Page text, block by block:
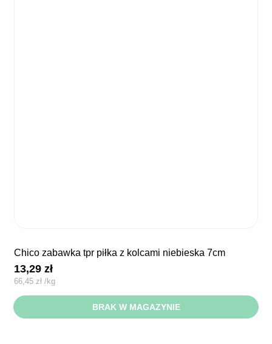
chico zabawka tpr piłka z kolcami niebieska 7cm
13,29zł
66,45zł /kg
BRAK W MAGAZYNIE